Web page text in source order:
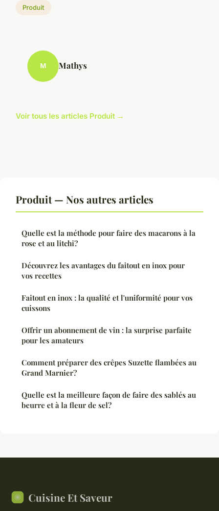
Produit
M Mathys
Voir tous les articles Produit →
Produit — Nos autres articles
Quelle est la méthode pour faire des macarons à la
rose et au litchi?
Découvrez les avantages du faitout en inox pour
vos recettes
Faitout en inox : la qualité et l'uniformité pour vos
cuissons
Offrir un abonnement de vin : la surprise parfaite
pour les amateurs
Comment préparer des crêpes Suzette flambées au
Grand Marnier?
Quelle est la meilleure façon de faire des sablés au
beurre et à la fleur de sel?
Cuisine Et Saveur